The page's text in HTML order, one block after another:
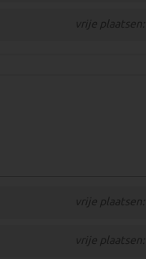
vrije plaatsen:
vrije plaatsen:
vrije plaatsen: